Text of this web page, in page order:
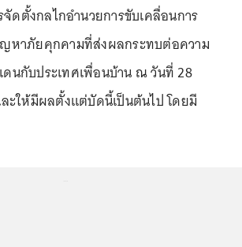
จัดตั้งกลไกอำนวยการขับเคลื่อนการ
หาภัยคุกคามที่ส่งผลกระทบต่อความ
นกับประเทศเพื่อนบ้าน ณ วันที่ 28
ะให้มีผลตั้งแต่บัดนี้เป็นต้นไป โดยมี